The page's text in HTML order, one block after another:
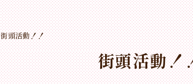
街頭活動！！
街頭活動！